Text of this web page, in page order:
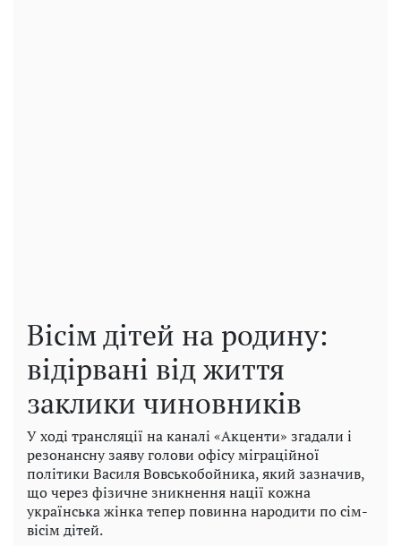
Вісім дітей на родину:
відірвані від життя
заклики чиновників
У ході трансляції на каналі «Акценти» згадали і
резонансну заяву голови офісу міграційної
політики Василя Вовськобойника, який зазначив,
що через фізичне зникнення нації кожна
українська жінка тепер повинна народити по сім-
вісім дітей.